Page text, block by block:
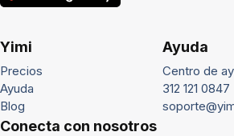
Yimi
Precios
Ayuda
Blog
Ayuda
Centro de
312 121 0847
Conecta con nosotros